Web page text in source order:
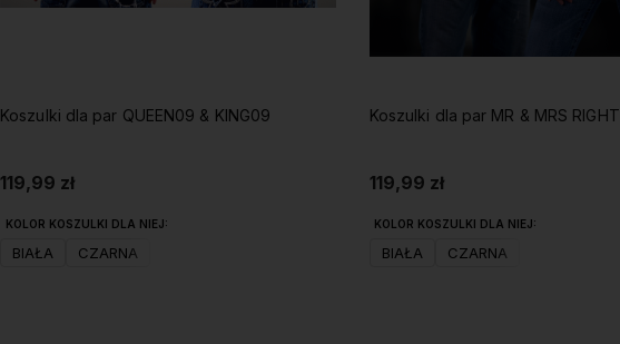
Koszulki dla par QUEEN09 & KING09
119,99 zł
KOLOR KOSZULKI DLA NIEJ:
BIAŁA CZARNA
Koszulki dla par MR & MRS RIGHT
119,99 zł
KOLOR KOSZULKI DLA NIEJ:
BIAŁA CZARNA